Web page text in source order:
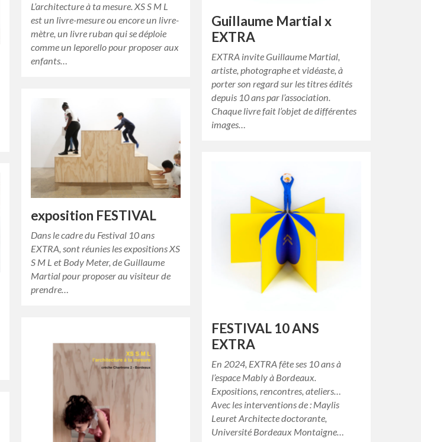
L’architecture à ta mesure. XS S M L
est un livre-mesure ou encore un livre-
mètre, un livre ruban qui se déploie
comme un leporello pour proposer aux
enfants…
Guillaume Martial x
EXTRA
EXTRA invite Guillaume Martial,
artiste, photographe et vidéaste, à
porter son regard sur les titres édités
depuis 10 ans par l’association.
Chaque livre fait l’objet de différentes
images…
exposition FESTIVAL
Dans le cadre du Festival 10 ans
EXTRA, sont réunies les expositions XS
S M L et Body Meter, de Guillaume
Martial pour proposer au visiteur de
prendre…
FESTIVAL 10 ANS
EXTRA
En 2024, EXTRA fête ses 10 ans à
l’espace Mably à Bordeaux.
Expositions, rencontres, ateliers…
Avec les interventions de : Maylis
Leuret Architecte doctorante,
Université Bordeaux Montaigne…